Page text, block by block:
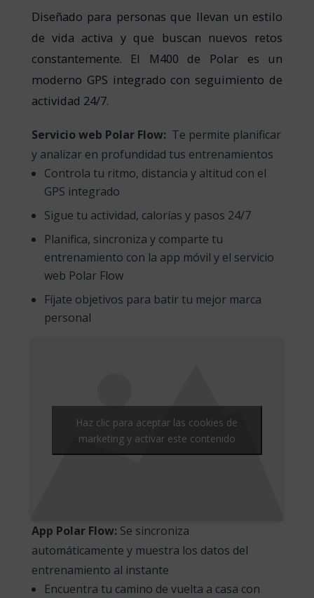
Diseñado para personas que llevan un estilo
de vida activa y que buscan nuevos retos
constantemente. El M400 de Polar es un
moderno GPS integrado con seguimiento de
actividad 24/7.
Servicio web Polar Flow: Te permite planificar
y analizar en profundidad tus entrenamientos
Controla tu ritmo, distancia y altitud con el
GPS integrado
Sigue tu actividad, calorías y pasos 24/7
Planifica, sincroniza y comparte tu
entrenamiento con la app móvil y el servicio
web Polar Flow
Fíjate objetivos para batir tu mejor marca
personal
Haz clic para aceptar las cookies de
marketing y activar este contenido
App Polar Flow: Se sincroniza
automáticamente y muestra los datos del
entrenamiento al instante
Encuentra tu camino de vuelta a casa con